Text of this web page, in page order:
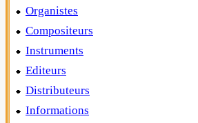
Organistes
Compositeurs
Instruments
Editeurs
Distributeurs
Informations